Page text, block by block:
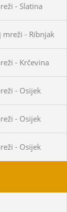
- Slatina
- Ribnjak
- Krčevina
- Osijek
- Osijek
- Osijek